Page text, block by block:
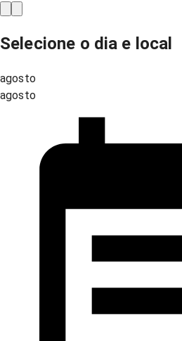
Selecione o dia e local
agosto
agosto